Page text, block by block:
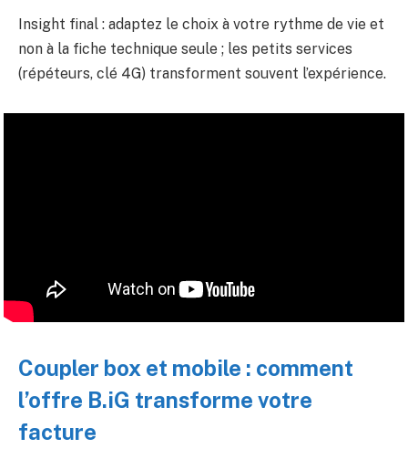
Insight final : adaptez le choix à votre rythme de vie et
non à la fiche technique seule ; les petits services
(répéteurs, clé 4G) transforment souvent l’expérience.
Coupler box et mobile : comment
l’offre B.iG transforme votre
facture